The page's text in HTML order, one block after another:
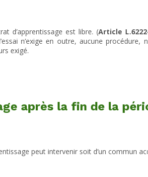
d’apprentissage est libre. (Article
n’exige en outre, aucune procédure,
exigé.
après la fin de la
peut intervenir soit d’un commun